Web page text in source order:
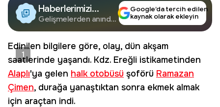
Haberlerimizi
Google'da Takip
Edin
Gelişmelerden anında
Google’da tercih edilen
kaynak olarak ekleyin
1
Edinilen bilgilere göre, olay, dün akşam
saatlerinde yaşandı. Kdz. Ereğli istikametinden
Alaplı'ya gelen halk otobüsü şoförü Ramazan
Çimen, durağa yanaştıktan sonra ekmek almak
için araçtan indi.